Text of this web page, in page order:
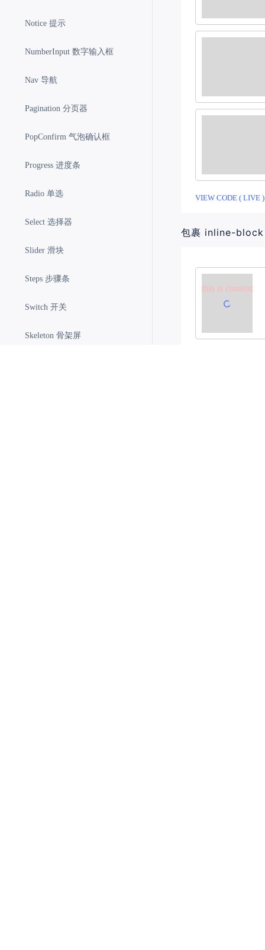
Notice 提示
NumberInput 数字输入框
Nav 导航
Pagination 分页器
PopConfirm 气泡确认框
Progress 进度条
Radio 单选
Select 选择器
Slider 滑块
Steps 步骤条
Switch 开关
Skeleton 骨架屏
VIEW CODE ( LIVE )
包裹 inline-block
this is content